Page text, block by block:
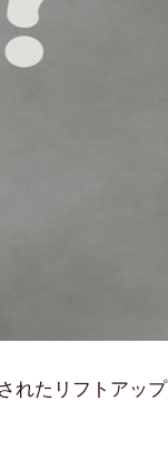
れたリフトアップ